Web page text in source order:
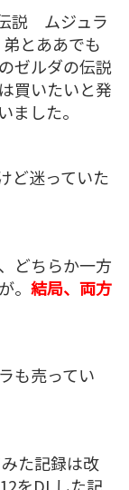
説 ムジュラ
とああでも
ゼルダの伝説
買いたいと発
ました。
ど迷っていた
どちらか一方
。 結局、両方
も売ってい
た記録は改